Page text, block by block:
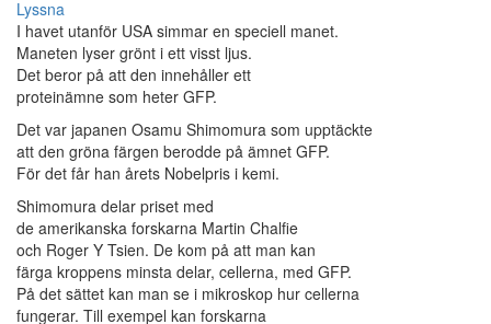
Lyssna
I havet utanför USA simmar en speciell manet.
Maneten lyser grönt i ett visst ljus.
Det beror på att den innehåller ett
proteinämne som heter GFP.
Det var japanen Osamu Shimomura som upptäckte
att den gröna färgen berodde på ämnet GFP.
För det får han årets Nobelpris i kemi.
Shimomura delar priset med
de amerikanska forskarna Martin Chalfie
och Roger Y Tsien. De kom på att man kan
färga kroppens minsta delar, cellerna, med GFP.
På det sättet kan man se i mikroskop hur cellerna
fungerar. Till exempel kan forskarna